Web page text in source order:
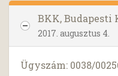
BKK, Budapesti
2017. augusztus 4.
Ügyszám: 0038/